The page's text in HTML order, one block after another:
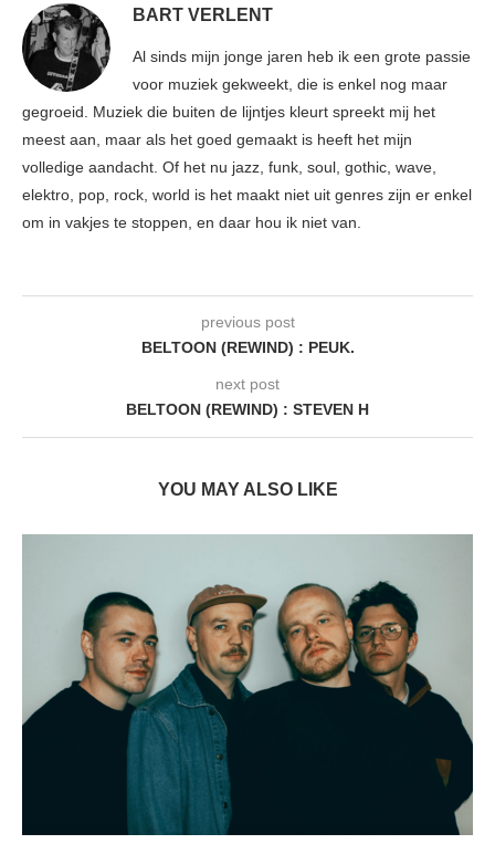
BART VERLENT
Al sinds mijn jonge jaren heb ik een grote passie
voor muziek gekweekt, die is enkel nog maar
gegroeid. Muziek die buiten de lijntjes kleurt spreekt mij het
meest aan, maar als het goed gemaakt is heeft het mijn
volledige aandacht. Of het nu jazz, funk, soul, gothic, wave,
elektro, pop, rock, world is het maakt niet uit genres zijn er enkel
om in vakjes te stoppen, en daar hou ik niet van.
previous post
BELTOON (REWIND) : PEUK.
next post
BELTOON (REWIND) : STEVEN H
YOU MAY ALSO LIKE